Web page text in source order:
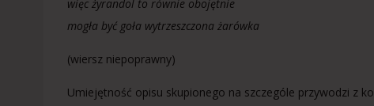
więc żyrandol to równie obojętnie
mogła być goła wytrzeszczona żarówka
(wiersz niepoprawny)
Umiejętność opisu skupionego na szczególe przywodzi z